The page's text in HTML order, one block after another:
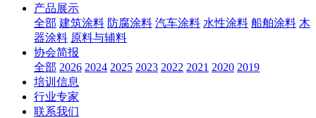
产品展示
全部 建筑涂料 防腐涂料 汽车涂料 水性涂料 船舶涂料 木
器涂料 原料与辅料
协会简报
全部 2026 2024 2025 2023 2022 2021 2020 2019
培训信息
行业专家
联系我们